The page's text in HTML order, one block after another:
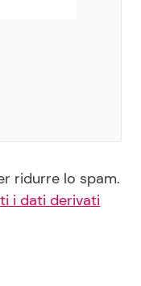
ridurre lo spam.
i dati derivati